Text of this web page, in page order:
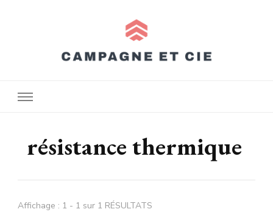
résistance thermique
Affichage : 1 - 1 sur 1 RÉSULTATS